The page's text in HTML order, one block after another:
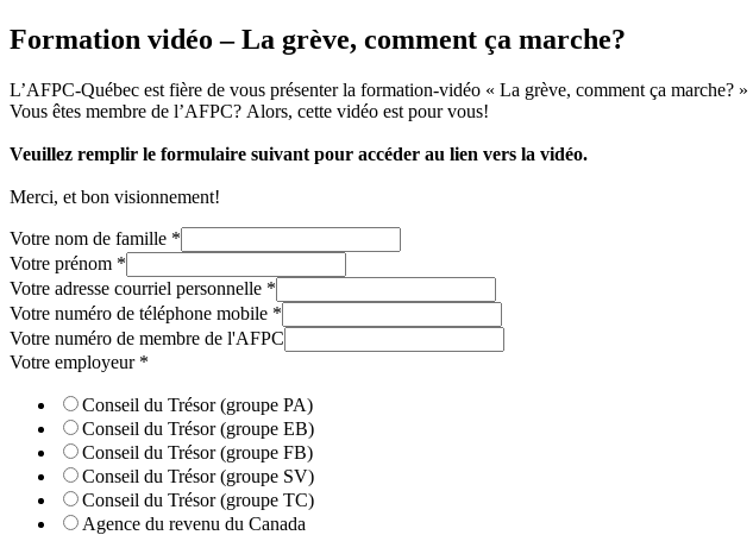
Formation vidéo – La grève, comment ça marche?
L’AFPC-Québec est fière de vous présenter la formation-vidéo « La grève, comment ça marche? »
Vous êtes membre de l’AFPC? Alors, cette vidéo est pour vous!
Veuillez remplir le formulaire suivant pour accéder au lien vers la vidéo.
Merci, et bon visionnement!
Votre nom de famille *
Votre prénom *
Votre adresse courriel personnelle *
Votre numéro de téléphone mobile *
Votre numéro de membre de l'AFPC
Votre employeur *
Conseil du Trésor (groupe PA)
Conseil du Trésor (groupe EB)
Conseil du Trésor (groupe FB)
Conseil du Trésor (groupe SV)
Conseil du Trésor (groupe TC)
Agence du revenu du Canada